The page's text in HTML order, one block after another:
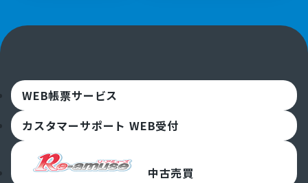
WEB帳票サービス
カスタマーサポート WEB受付
中古売買